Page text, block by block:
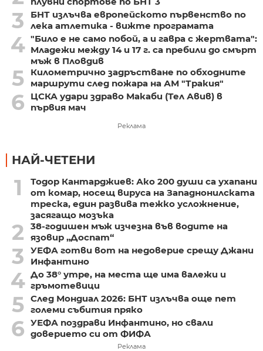
3
БНТ излъчва европейското първенство по
лека атлетика - вижте програмата
4 "Било е не само побой, а и гавра с жертвата":
Младежи между 14 и 17 г. са пребили до смърт
мъж в Пловдив
5
Километрично задръстване по обходните
маршрути след пожара на АМ "Тракия"
6
ЦСКА удари здраво Макаби (Тел Авив) в
първия мач
Реклама
НАЙ-ЧЕТЕНИ
1
Тодор Кантарджиев: Ако 200 души са ухапани
от комар, носещ вируса на Западнонилската
треска, един развива тежко усложнение,
засягащо мозъка
2
38-годишен мъж изчезна във водите на
язовир „Доспат“
3
УЕФА готви вот на недоверие срещу Джани
Инфантино
4 До 38° утре, на места ще има валежи и
гръмотевици
5 След Мондиал 2026: БНТ излъчва още пет
големи събития пряко
6 УЕФА поздрави Инфантино, но свали
доверието си от ФИФА
Реклама